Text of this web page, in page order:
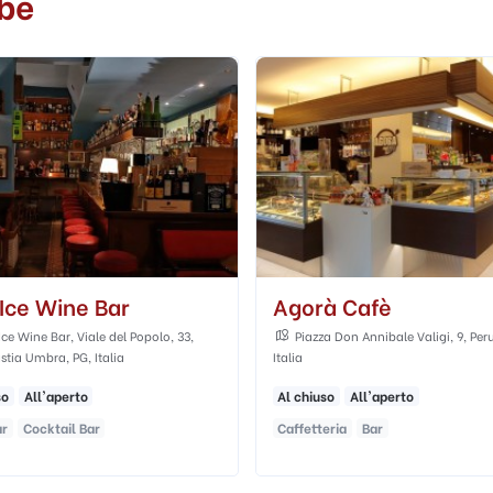
Cafè
Don Annibale Valigi, 9, Perugia, PG,
All'aperto
Bar
L'officina
Borgo XX Giugno, 56, 06121
Italia
Adatto a qualunque età
Caffetteria
Bar